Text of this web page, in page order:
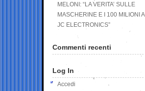
MELONI: “LA VERITA’ SULLE
MASCHERINE E I 100 MILIONI A
JC ELECTRONICS”
Commenti recenti
Log In
Accedi